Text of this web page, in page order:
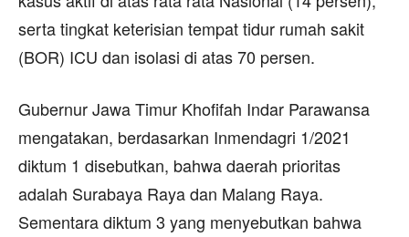
serta tingkat keterisian tempat tidur rumah sakit
(BOR) ICU dan isolasi di atas 70 persen.
Gubernur Jawa Timur Khofifah Indar Parawansa
mengatakan, berdasarkan Inmendagri 1/2021
diktum 1 disebutkan, bahwa daerah prioritas
adalah Surabaya Raya dan Malang Raya.
Sementara diktum 3 yang menyebutkan bahwa